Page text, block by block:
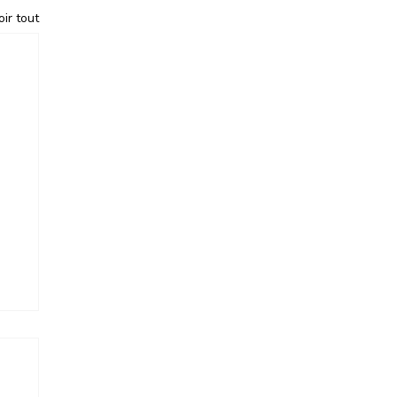
tout